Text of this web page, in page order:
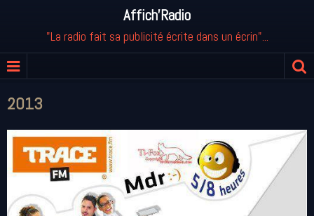
Affich'Radio
"La radio fait sa publicité écrite dans un écrin"...
2013